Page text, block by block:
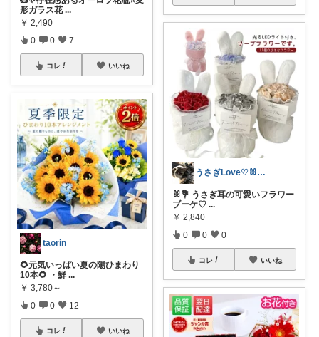
形ガラス花 ...
￥ 2,490
0 0 7
コレ いいね
taorin
🌻元気いっぱい夏の陽ひまわり
10本🌻 ・鮮 ...
￥ 3,780～
0 0 12
コレ いいね
うさぎLove♡🐰みーちゃん🐰
🐰💐 うさぎ耳の可愛いフラワー
ブーケ♡ ...
￥ 2,840
0 0 0
コレ いいね